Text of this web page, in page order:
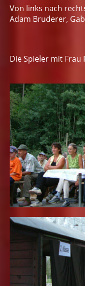
Von links nach
Adam Bruderer,
Die Spieler mit